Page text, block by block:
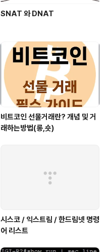
SNAT 와 DNAT
비트코인 선물거래란? 개념 및 거
래하는방법(롱,숏)
시스코 / 익스트림 / 한드림넷 명령
어 리스트